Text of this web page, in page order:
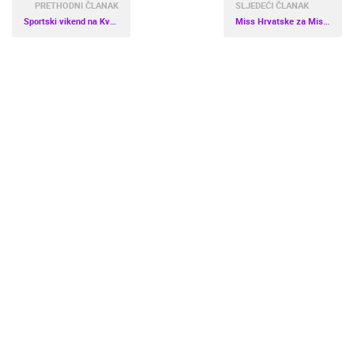
PRETHODNI ČLANAK
Sportski vikend na Kvarneru
SLJEDEĆI ČLANAK
Miss Hrvatske za Miss svijeta 2019.